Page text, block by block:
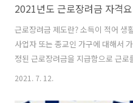
2021년도 근로장려금 자격
근로장려금 제도란? 소득이 적어 생
사업자 또는 종교인 가구에 대해서
정된 근로장려금을 지급함으로 근
있다. ① 근로장려금 대상 가구에 대
2021. 7. 12.